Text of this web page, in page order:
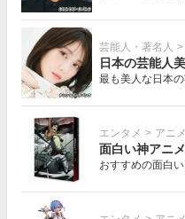
芸能人・著名人 >
日本の芸能人
最も美人な日本
エンタメ > アニ
面白い神アニ
おすすめの面白